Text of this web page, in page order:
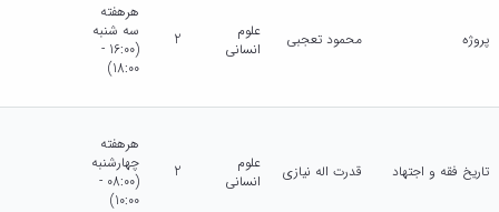
پروژه محمود تعجبی
علوم
انسانی
2
هرهفته
سه شنبه
(16:00 -
18:00)
تاریخ فقه و اجتهاد قدرت اله نیازی
علوم
انسانی
2
هرهفته
چهارشنبه
(08:00 -
10:00)